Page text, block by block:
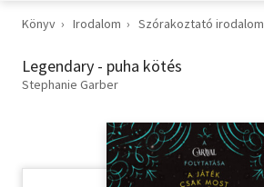
Életmód, egészség
Erotika
Hobbi, szabadidő
Könyv Irodalom Szórakoztató irodalom
Legendary - puha kötés
Stephanie Garber